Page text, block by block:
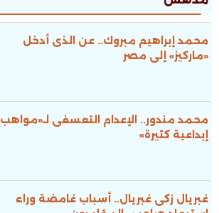
محمد إبراهيم مبروك.. عن الذى أدخل
«ماركيز» إلى مصر
محمد مندور.. الإعدام التعسفى لـ«مواهب
إبداعية كثيرة»
غبريال زكى غبريال.. أسباب غامضة وراء